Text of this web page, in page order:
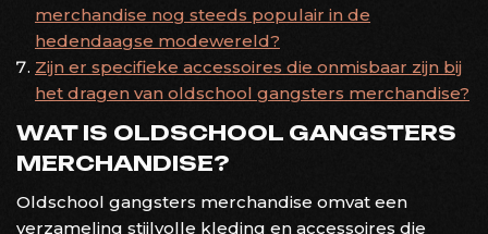
merchandise nog steeds populair in de
hedendaagse modewereld?
Zijn er specifieke accessoires die onmisbaar zijn bij
het dragen van oldschool gangsters merchandise?
WAT IS OLDSCHOOL GANGSTERS
MERCHANDISE?
Oldschool gangsters merchandise omvat een
verzameling stijlvolle kleding en accessoires die